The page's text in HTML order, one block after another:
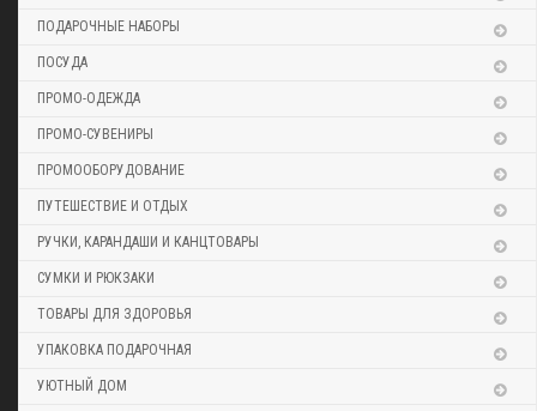
ПОДАРОЧНЫЕ НАБОРЫ
ПОСУДА
ПРОМО-ОДЕЖДА
ПРОМО-СУВЕНИРЫ
ПРОМООБОРУДОВАНИЕ
ПУТЕШЕСТВИЕ И ОТДЫХ
РУЧКИ, КАРАНДАШИ И КАНЦТОВАРЫ
СУМКИ И РЮКЗАКИ
ТОВАРЫ ДЛЯ ЗДОРОВЬЯ
УПАКОВКА ПОДАРОЧНАЯ
УЮТНЫЙ ДОМ